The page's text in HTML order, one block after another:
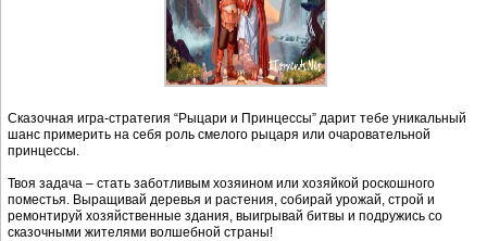
Сказочная игра-стратегия “Рыцари и Принцессы” дарит тебе уникальный
шанс примерить на себя роль смелого рыцаря или очаровательной
принцессы.
Твоя задача – стать заботливым хозяином или хозяйкой роскошного
поместья. Выращивай деревья и растения, собирай урожай, строй и
ремонтируй хозяйственные здания, выигрывай битвы и подружись со
сказочными жителями волшебной страны!